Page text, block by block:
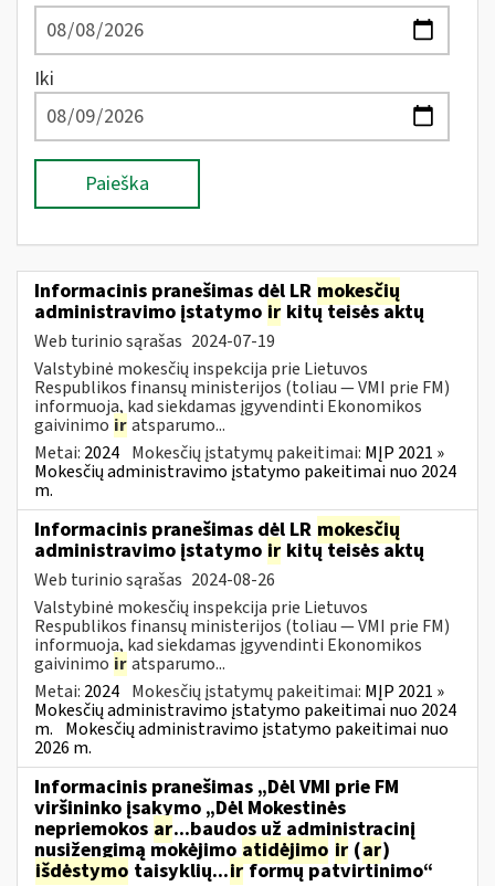
Iki
Paieška
Informacinis pranešimas dėl LR mokesčių
administravimo įstatymo ir kitų teisės aktų
Web turinio sąrašas 2024-07-19
Valstybinė mokesčių inspekcija prie Lietuvos
Respublikos finansų ministerijos (toliau — VMI prie FM)
informuoja, kad siekdamas įgyvendinti Ekonomikos
gaivinimo iratsparumo...
Metai: 2024 Mokesčių įstatymų pakeitimai: MĮP 2021 »
Mokesčių administravimo įstatymo pakeitimai nuo 2024
m.
Informacinis pranešimas dėl LR mokesčių
administravimo įstatymo ir kitų teisės aktų
Web turinio sąrašas 2024-08-26
Valstybinė mokesčių inspekcija prie Lietuvos
Respublikos finansų ministerijos (toliau — VMI prie FM)
informuoja, kad siekdamas įgyvendinti Ekonomikos
gaivinimo iratsparumo...
Metai: 2024 Mokesčių įstatymų pakeitimai: MĮP 2021 »
Mokesčių administravimo įstatymo pakeitimai nuo 2024
m. Mokesčių administravimo įstatymo pakeitimai nuo
2026 m.
Informacinis pranešimas „Dėl VMI prie FM
viršininko įsakymo „Dėl Mokestinės
nepriemokos ar...baudos už administracinį
nusižengimą mokėjimo atidėjimo ir (ar)
išdėstymo taisyklių...irformų patvirtinimo“